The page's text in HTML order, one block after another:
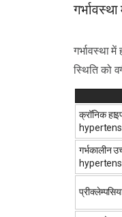
गर्भावस्था
स्थिति को
क्रॉनिक
गर्भकालीन